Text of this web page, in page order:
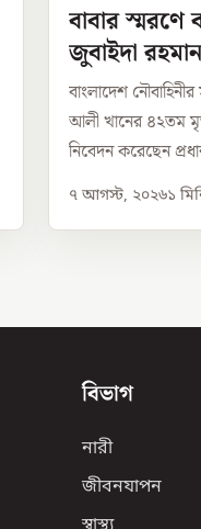
বাবার স্মরণে
জুবাইদা রহমান
বাংলাদেশ
আলী খানের ৪২তম
নিবেদন করেছেন
৭ আগস্ট, ২০২৬১
বিভাগ
নারী
জীবনযাপন